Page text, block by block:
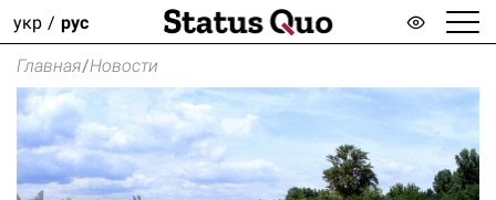
укр рус
Главная/Новости